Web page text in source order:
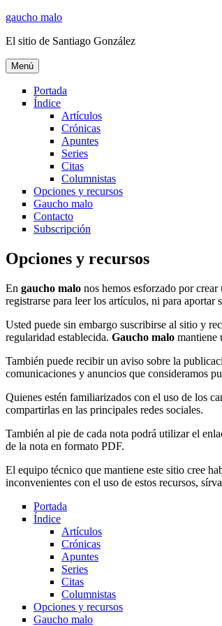
Ir
contenido
gaucho malo
El sitio de Santiago González
Menú
Portada
Índice
Artículos
Crónicas
Apuntes
Series
Citas
Columnistas
Opciones y recursos
Gaucho malo
Contacto
Subscripción
Opciones y recursos
En gaucho malo nos hemos esforzado por
registrarse para leer los artículos, ni para aportar
Usted puede sin embargo suscribirse al sitio y
regularidad establecida. Gaucho malo mantiene
También puede recibir un aviso sobre la
comunicaciones y anuncios que consideramos
Quienes estén familiarizados con el uso de los
compartirlas en las principales redes sociales.
También al pie de cada nota podrá utilizar el
de la nota en formato PDF.
El equipo técnico que mantiene este sitio cree
inconvenientes con el uso de estos recursos,
Portada
Índice
Artículos
Crónicas
Apuntes
Series
Citas
Columnistas
Opciones y recursos
Gaucho malo